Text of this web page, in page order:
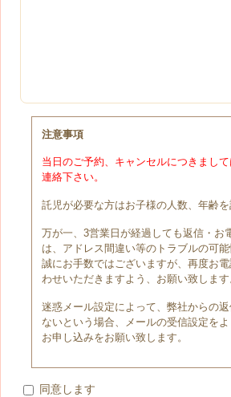
注意事項
当日のご予約、キャンセルにつきまし
連絡下さい。
託児が必要な方はお子様の人数、年齢を
万が一、3営業日が経過しても返信・お
は、アドレス間違い等のトラブルの可能
誠にお手数ではございますが、再度お
わせいただきますよう、お願い致します
迷惑メール設定によって、弊社からの
ないという場合、メールの受信設定をよ
お申し込みをお願い致します。
同意します